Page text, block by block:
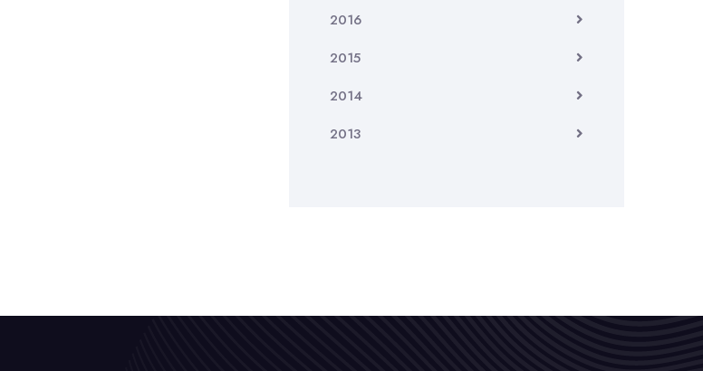
2016
2015
2014
2013